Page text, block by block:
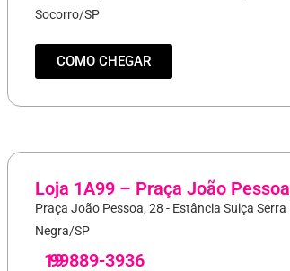
Socorro/SP
COMO CHEGAR
Loja 1A99 – Praça João Pessoa
Praça João Pessoa, 28 - Estância Suiça Serra
Negra/SP
19
99889-3936